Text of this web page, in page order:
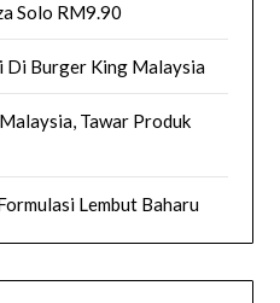
Solo RM9.90
Di Burger King Malaysia
Tawar Produk
Lembut Baharu